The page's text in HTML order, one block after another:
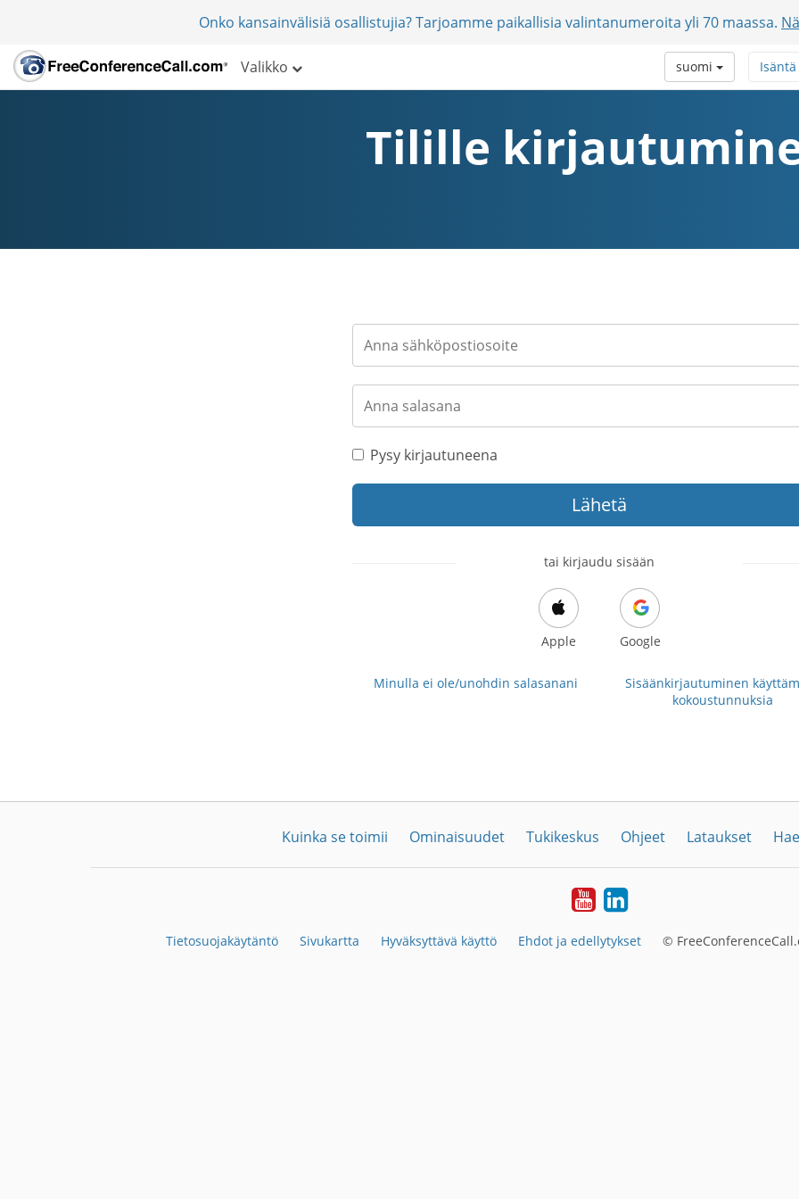
Onko kansainvälisiä osallistujia? Tarjoamme paikallisia valintanumeroita yli 70 maassa.
Valikko Isäntä
suomi
Tilille
Pysy kirjautuneena
Lähetä
tai kirjaudu sisään
Apple Google
Minulla ei ole/unohdin salasanani
Sisäänkirjautuminen
kokoustunnuksia
Kuinka se toimii Ominaisuudet Tukikeskus Ohjeet Lataukset
YouTubeLinkedIn
Tietosuojakäytäntö Sivukartta Hyväksyttävä käyttö Ehdot ja edellytykset ©